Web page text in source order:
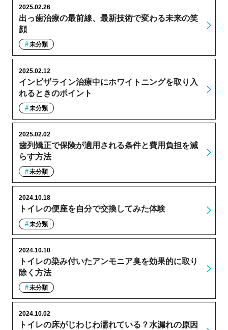
出っ歯治療の最前線、最新技術で変わる未来の笑
顔
2025.02.26
未分類
インビザライン治療中にホワイトニングを取り入
れるときのポイント
2025.02.12
未分類
歯列矯正で保険が適用される条件と費用負担を減
らす方法
2025.02.02
未分類
トイレの便座を自分で交換してみた体験
2024.10.18
未分類
トイレの染み付いたアンモニア臭を効果的に取り
除く方法
2024.10.10
未分類
トイレの床がじわじわ濡れている？水漏れの原因
2024.10.02